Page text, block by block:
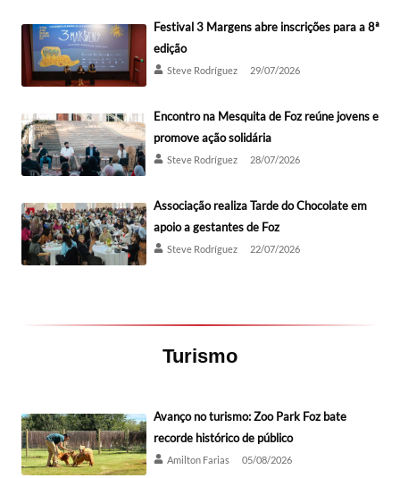
Festival 3 Margens abre inscrições para a 8ª
edição
Steve Rodríguez 29/07/2026
Encontro na Mesquita de Foz reúne jovens e
promove ação solidária
Steve Rodríguez 28/07/2026
Associação realiza Tarde do Chocolate em
apoio a gestantes de Foz
Steve Rodríguez 22/07/2026
Turismo
Avanço no turismo: Zoo Park Foz bate
recorde histórico de público
Amilton Farias 05/08/2026